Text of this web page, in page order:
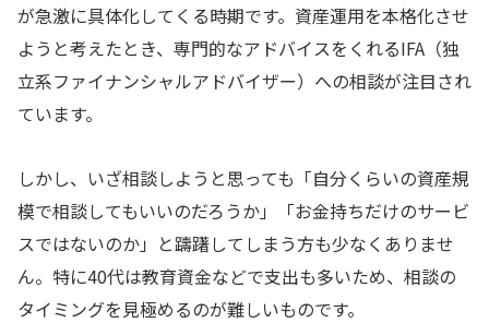
が急激に具体化してくる時期です。資産運用を本格化させ
ようと考えたとき、専門的なアドバイスをくれるIFA（独
立系ファイナンシャルアドバイザー）への相談が注目され
ています。
しかし、いざ相談しようと思っても「自分くらいの資産規
模で相談してもいいのだろうか」「お金持ちだけのサービ
スではないのか」と躊躇してしまう方も少なくありませ
ん。特に40代は教育資金などで支出も多いため、相談の
タイミングを見極めるのが難しいものです。